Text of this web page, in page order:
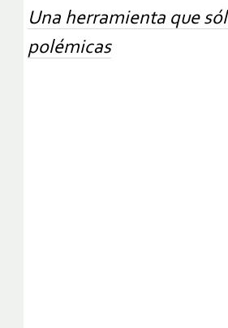
Una herramienta que
polémicas